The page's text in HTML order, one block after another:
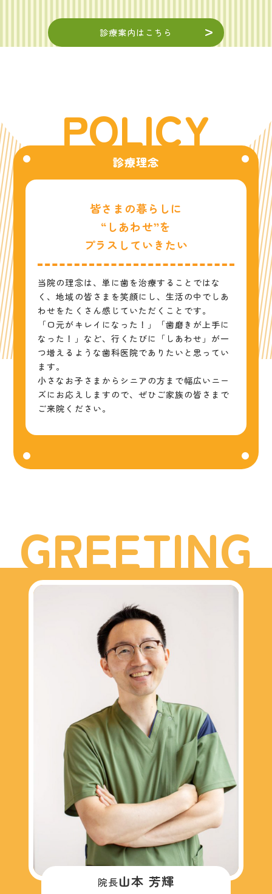
診療案内はこちら
POLICY
診療理念
皆さまの暮らしに
“しあわせ”を
プラスしていきたい
当院の理念は、単に歯を治療することではな
く、地域の皆さまを笑顔にし、生活の中でしあ
わせをたくさん感じていただくことです。
「口元がキレイになった！」「歯磨きが上手に
なった！」など、行くたびに「しあわせ」が一
つ増えるような歯科医院でありたいと思ってい
ます。
小さなお子さまからシニアの方まで幅広いニー
ズにお応えしますので、ぜひご家族の皆さまで
ご来院ください。
GREETING
院長山本 芳輝